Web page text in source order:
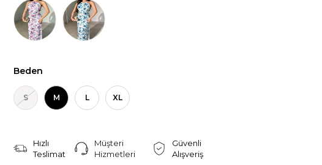
Beden
S M L XL
Hızlı
Teslimat
Müşteri
Hizmetleri
Güvenli
Alışveriş